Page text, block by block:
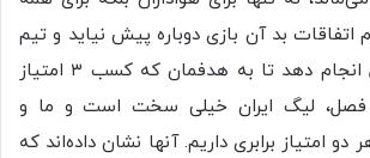
اتفاقات بد آن بازی دوباره پیش نیاید و تیم
ما یک بازی متعادل انجام دهد تا به هدفمان که کسب ۳ امتیاز
فصل، لیگ ایران خیلی سخت است و ما و
امتیاز برابری داریم. آنها نشان داده‌اند که